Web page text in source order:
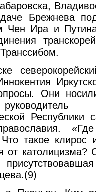
Брежнева
Чен Ира и
Они
Республики
Что такое
от католицизма?